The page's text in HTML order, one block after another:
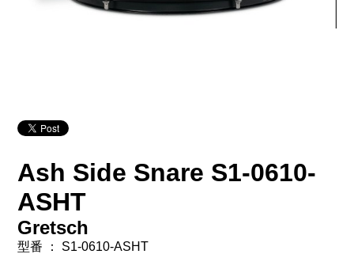
Ash Side Snare S1-0610-
ASHT
Gretsch
型番 ： S1-0610-ASHT